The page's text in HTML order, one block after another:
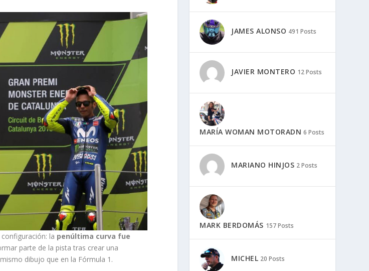
la penúltima curva fue
parte de la pista tras crear una
dibujo que en la Fórmula 1.
JAMES ALONSO 491 Posts
JAVIER MONTERO 12 Posts
MARÍA WOMAN MOTORADN 6 Posts
MARIANO HINJOS 2 Posts
MARK BERDOMÁS 157 Posts
MICHEL 20 Posts